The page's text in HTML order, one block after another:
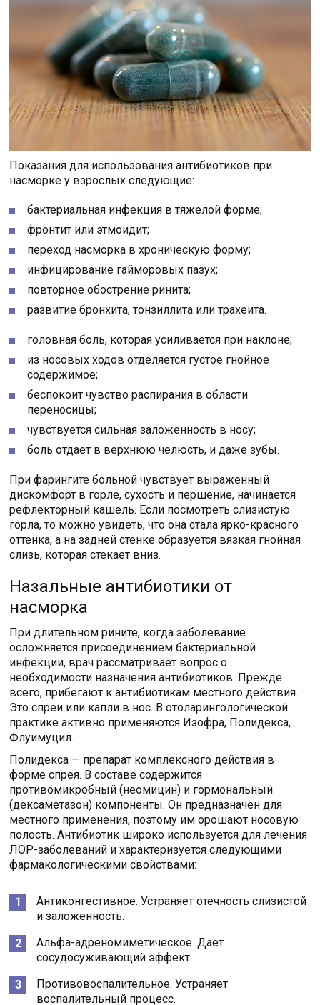
Показания для использования антибиотиков при
насморке у взрослых следующие:
бактериальная инфекция в тяжелой форме;
фронтит или этмоидит;
переход насморка в хроническую форму;
инфицирование гайморовых пазух;
повторное обострение ринита;
развитие бронхита, тонзиллита или трахеита.
головная боль, которая усиливается при наклоне;
из носовых ходов отделяется густое гнойное
содержимое;
беспокоит чувство распирания в области
переносицы;
чувствуется сильная заложенность в носу;
боль отдает в верхнюю челюсть, и даже зубы.
При фарингите больной чувствует выраженный
дискомфорт в горле, сухость и першение, начинается
рефлекторный кашель. Если посмотреть слизистую
горла, то можно увидеть, что она стала ярко-красного
оттенка, а на задней стенке образуется вязкая гнойная
слизь, которая стекает вниз.
Назальные антибиотики от
насморка
При длительном рините, когда заболевание
осложняется присоединением бактериальной
инфекции, врач рассматривает вопрос о
необходимости назначения антибиотиков. Прежде
всего, прибегают к антибиотикам местного действия.
Это спреи или капли в нос. В отоларингологической
практике активно применяются Изофра, Полидекса,
Флуимуцил.
Полидекса — препарат комплексного действия в
форме спрея. В составе содержится
противомикробный (неомицин) и гормональный
(дексаметазон) компоненты. Он предназначен для
местного применения, поэтому им орошают носовую
полость. Антибиотик широко используется для лечения
ЛОР-заболеваний и характеризуется следующими
фармакологическими свойствами:
Антиконгестивное. Устраняет отечность слизистой
и заложенность.
Альфа-адреномиметическое. Дает
сосудосуживающий эффект.
Противовоспалительное. Устраняет
воспалительный процесс.